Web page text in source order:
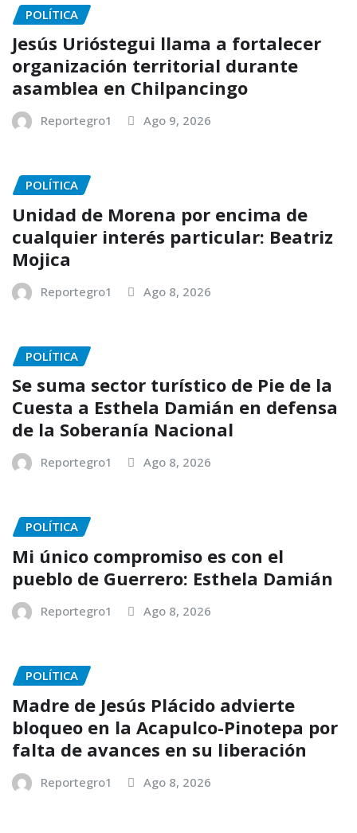
POLÍTICA
Jesús Urióstegui llama a fortalecer
organización territorial durante
asamblea en Chilpancingo
Reportegro1 Ago 9, 2026
POLÍTICA
Unidad de Morena por encima de
cualquier interés particular: Beatriz
Mojica
Reportegro1 Ago 8, 2026
POLÍTICA
Se suma sector turístico de Pie de la
Cuesta a Esthela Damián en defensa
de la Soberanía Nacional
Reportegro1 Ago 8, 2026
POLÍTICA
Mi único compromiso es con el
pueblo de Guerrero: Esthela Damián
Reportegro1 Ago 8, 2026
POLÍTICA
Madre de Jesús Plácido advierte
bloqueo en la Acapulco-Pinotepa por
falta de avances en su liberación
Reportegro1 Ago 8, 2026